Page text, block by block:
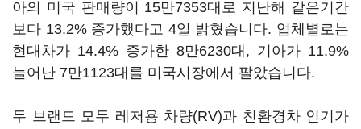
아의 미국 판매량이 15만7353대로 지난해 같은기간
보다 13.2% 증가했다고 4일 밝혔습니다. 업체별로는
현대차가 14.4% 증가한 8만6230대, 기아가 11.9%
늘어난 7만1123대를 미국시장에서 팔았습니다.
두 브랜드 모두 레저용 차량(RV)과 친환경차 인기가